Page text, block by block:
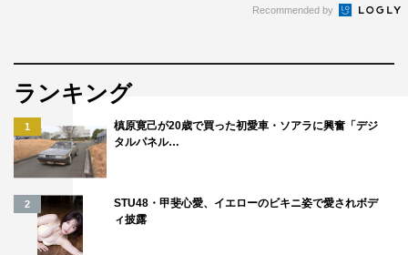
Recommended by
ランキング
1
槙原寛己が20歳で買った初愛車・ソアラに興奮「デジ
タルパネル…
2
STU48・甲斐心愛、イエローのビキニ姿で愛されボデ
ィ披露